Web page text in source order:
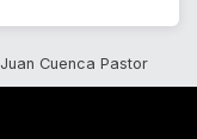
Juan Cuenca Pastor